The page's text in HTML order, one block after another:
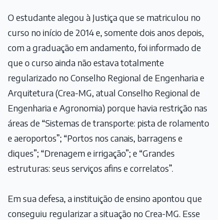
O estudante alegou à Justiça que se matriculou no
curso no início de 2014 e, somente dois anos depois,
com a graduação em andamento, foi informado de
que o curso ainda não estava totalmente
regularizado no Conselho Regional de Engenharia e
Arquitetura (Crea-MG, atual Conselho Regional de
Engenharia e Agronomia) porque havia restrição nas
áreas de “Sistemas de transporte: pista de rolamento
e aeroportos”; “Portos nos canais, barragens e
diques”; “Drenagem e irrigação”; e “Grandes
estruturas: seus serviços afins e correlatos”.
Em sua defesa, a instituição de ensino apontou que
conseguiu regularizar a situação no Crea-MG. Esse